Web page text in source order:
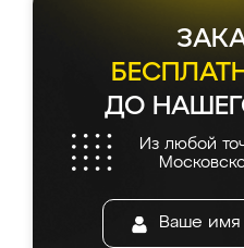
ДО
Из любой